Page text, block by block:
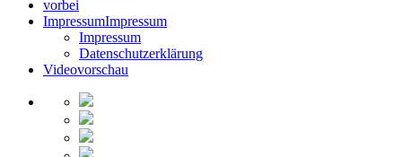
vorbei
ImpressumImpressum
Impressum
Datenschutzerklärung
Videovorschau